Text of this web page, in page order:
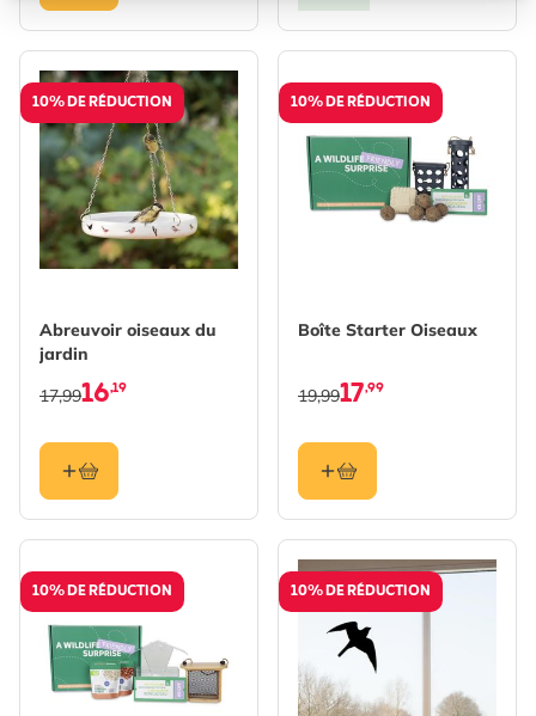
10% DE RÉDUCTION
Abreuvoir oiseaux du
jardin
16,19
17,99
10% DE RÉDUCTION
Boîte Starter Oiseaux
17,99
19,99
10% DE RÉDUCTION 10% DE RÉDUCTION